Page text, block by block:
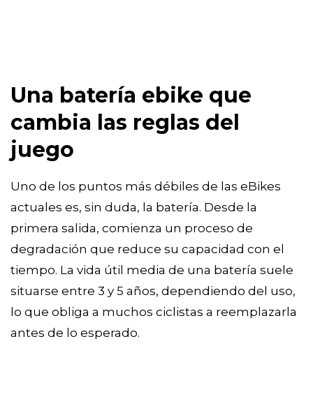
Una batería ebike que
cambia las reglas del
juego
Uno de los puntos más débiles de las eBikes
actuales es, sin duda, la batería. Desde la
primera salida, comienza un proceso de
degradación que reduce su capacidad con el
tiempo. La vida útil media de una batería suele
situarse entre 3 y 5 años, dependiendo del uso,
lo que obliga a muchos ciclistas a reemplazarla
antes de lo esperado.